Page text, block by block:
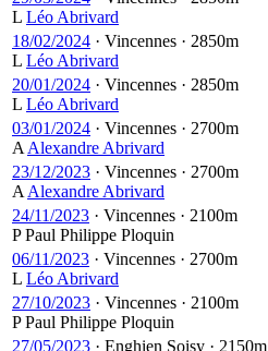
L Léo Abrivard
18/02/2024 · Vincennes · 2850m
L Léo Abrivard
20/01/2024 · Vincennes · 2850m
L Léo Abrivard
03/01/2024 · Vincennes · 2700m
A Alexandre Abrivard
23/12/2023 · Vincennes · 2700m
A Alexandre Abrivard
24/11/2023 · Vincennes · 2100m
PPaul Philippe Ploquin
06/11/2023 · Vincennes · 2700m
L Léo Abrivard
27/10/2023 · Vincennes · 2100m
PPaul Philippe Ploquin
27/05/2023 · Enghien Soisy · 2150m